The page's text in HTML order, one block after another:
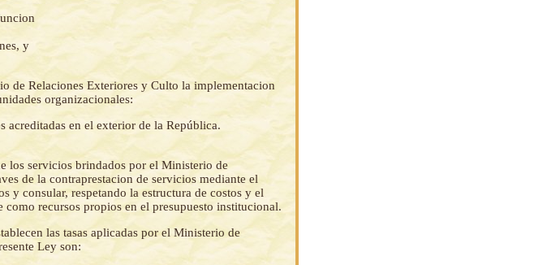
y
de Relaciones Exteriores y Culto la implementacion
organizacionales:
acreditadas en el exterior de la República.
los servicios brindados por el Ministerio de
de la contraprestacion de servicios mediante el
y consular, respetando la estructura de costos y el
recursos propios en el presupuesto institucional.
las tasas aplicadas por el Ministerio de
Ley son: